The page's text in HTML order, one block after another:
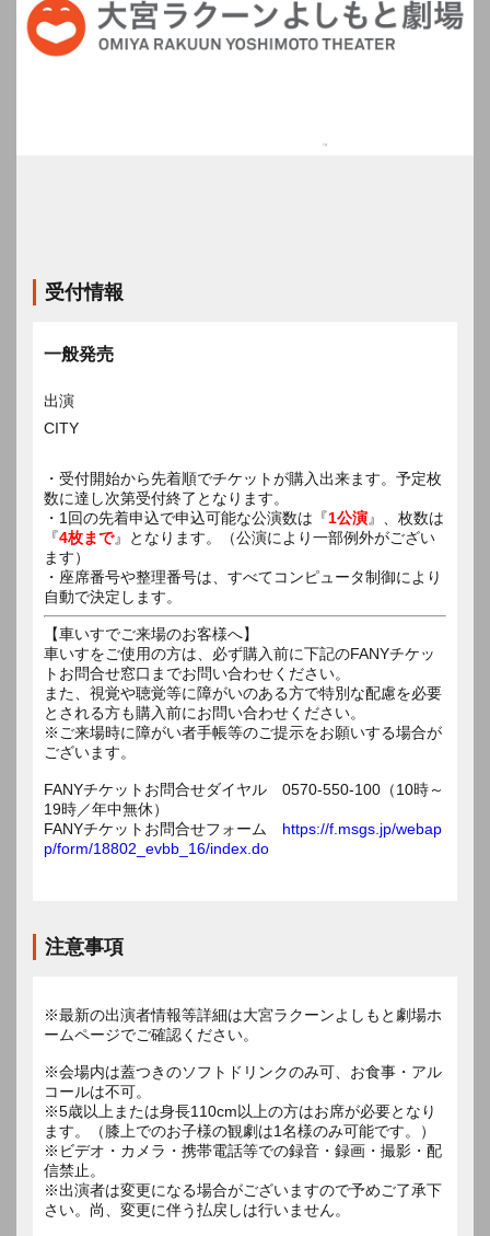
受付情報
一般発売
出演
CITY
・受付開始から先着順でチケットが購入出来ます。予定枚
数に達し次第受付終了となります。
・1回の先着申込で申込可能な公演数は『1公演』、枚数は
『4枚まで』となります。（公演により一部例外がござい
ます）
・座席番号や整理番号は、すべてコンピュータ制御により
自動で決定します。
【車いすでご来場のお客様へ】
車いすをご使用の方は、必ず購入前に下記のFANYチケッ
トお問合せ窓口までお問い合わせください。
また、視覚や聴覚等に障がいのある方で特別な配慮を必要
とされる方も購入前にお問い合わせください。
※ご来場時に障がい者手帳等のご提示をお願いする場合が
ございます。
FANYチケットお問合せダイヤル 0570-550-100（10時～
19時／年中無休）
FANYチケットお問合せフォーム https://f.msgs.jp/webap
p/form/18802_evbb_16/index.do
注意事項
※最新の出演者情報等詳細は大宮ラクーンよしもと劇場ホ
ームページでご確認ください。
※会場内は蓋つきのソフトドリンクのみ可、お食事・アル
コールは不可。
※5歳以上または身長110cm以上の方はお席が必要となり
ます。（膝上でのお子様の観劇は1名様のみ可能です。）
※ビデオ・カメラ・携帯電話等での録音・録画・撮影・配
信禁止。
※出演者は変更になる場合がございますので予めご了承下
さい。尚、変更に伴う払戻しは行いません。